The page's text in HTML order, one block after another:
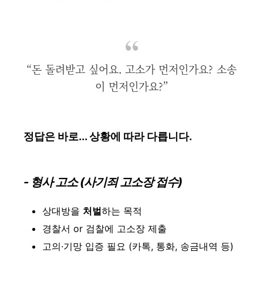
“돈 돌려받고 싶어요. 고소가 먼저인가요? 소송
이 먼저인가요?”
정답은 바로... 상황에 따라 다릅니다.
- 형사 고소 (사기죄 고소장 접수)
상대방을 처벌하는 목적
경찰서 or 검찰에 고소장 제출
고의·기망 입증 필요 (카톡, 통화, 송금내역 등)